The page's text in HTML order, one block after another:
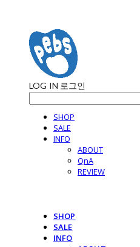
LOG IN 로그인
SHOP
SALE
INFO
ABOUT
QnA
REVIEW
SHOP
SALE
INFO